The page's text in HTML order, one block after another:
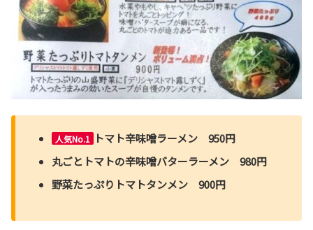
人気No.1 トマト辛味噌ラーメン 950円
丸ごとトマトの辛味噌バターラーメン 980円
野菜たっぷりトマトタンメン 900円